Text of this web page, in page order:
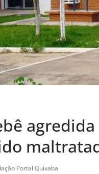
Portal Quixaba